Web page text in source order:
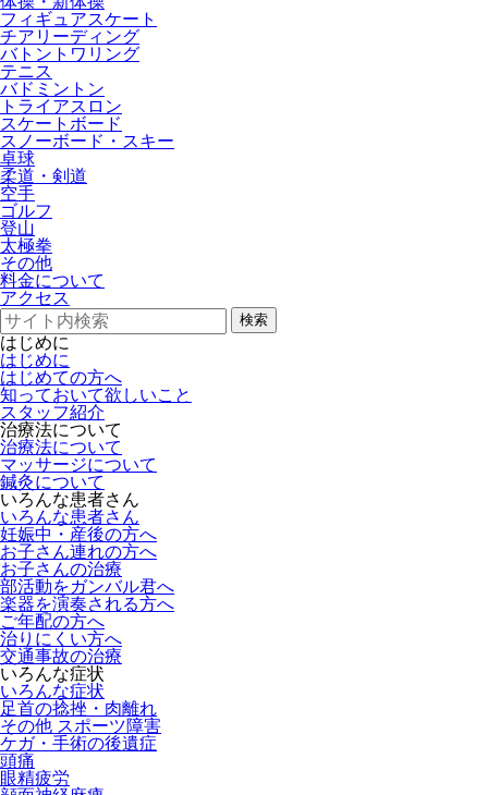
フィギュアスケート
チアリーディング
バトントワリング
テニス
バドミントン
トライアスロン
スケートボード
スノーボード・スキー
卓球
柔道・剣道
空手
ゴルフ
登山
太極拳
その他
料金について
アクセス
検索
はじめに
はじめに
はじめての方へ
知っておいて欲しいこと
スタッフ紹介
治療法について
治療法について
マッサージについて
鍼灸について
いろんな患者さん
いろんな患者さん
妊娠中・産後の方へ
お子さん連れの方へ
お子さんの治療
部活動をガンバル君へ
楽器を演奏される方へ
ご年配の方へ
治りにくい方へ
交通事故の治療
いろんな症状
いろんな症状
足首の捻挫・肉離れ
その他 スポーツ障害
ケガ・手術の後遺症
頭痛
眼精疲労